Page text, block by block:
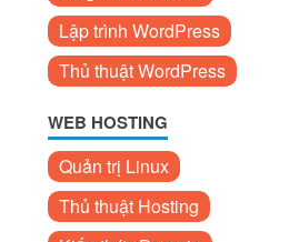
Lập trình WordPress
Thủ thuật WordPress
WEB HOSTING
Quản trị Linux
Thủ thuật Hosting